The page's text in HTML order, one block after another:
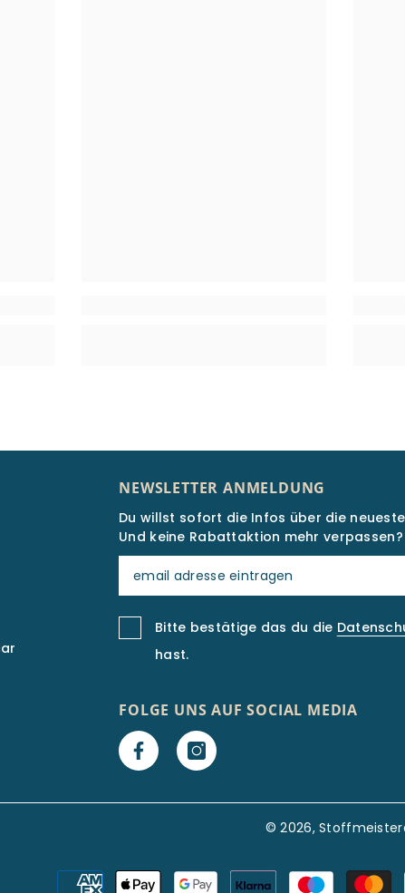
NEWSLETTER ANMELDUNG
Du willst sofort die Infos über die
Und keine Rabattaktion mehr
Bitte bestätige das du die
hast.
FOLGE UNS AUF SOCIAL MEDIA
© 2026,